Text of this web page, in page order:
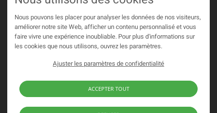
Porte technique | Technica – Classe
A2P CR5
Le plus haut niveau de sureté !
VOIR LA FICHE PRODUIT
Nous pouvons les placer pour analyser les données de nos visiteurs,
améliorer notre site Web, afficher un contenu personnalisé et vous
faire vivre une expérience inoubliable. Pour plus d'informations sur
les cookies que nous utilisons, ouvrez les paramètres.
Ajuster les paramètres de confidentialité